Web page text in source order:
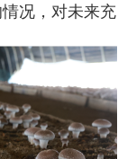
况，对未来充